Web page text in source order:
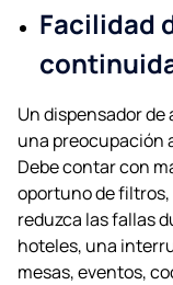
Facilidad
Un dispensador
una preocupación
Debe contar con
oportuno de
reduzca las fallas
hoteles, una
mesas, eventos,